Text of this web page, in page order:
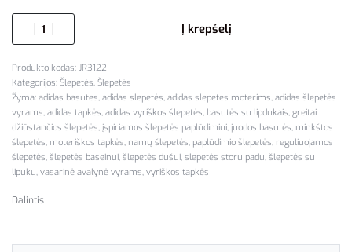
Į krepšelį
JR3122
Kategorijos: Šlepetės, Šlepetės
Žyma: adidas basutes, adidas slepetės, adidas slepetes moterims, adidas šlepetės
vyrams, adidas tapkės, adidas vyriškos šlepetės, basutės su lipdukais, greitai
džiūstančios šlepetės, įspiriamos šlepetės paplūdimiui, juodos basutės, minkštos
šlepetės, moteriškos tapkės, namų šlepetės, paplūdimio šlepetės, reguliuojamos
šlepetės, šlepetės baseinui, šlepetės dušui, slepetės storu padu, šlepetės su
lipuku, vasarinė avalynė vyrams, vyriškos tapkės
Dalintis